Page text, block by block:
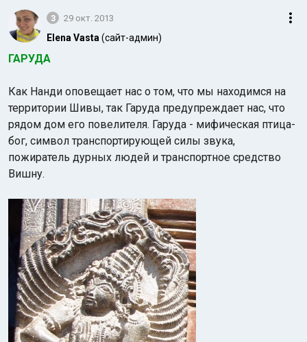
3 29 окт. 2013
Elena Vasta (сайт-админ)
ГАРУДА
Как Нанди оповещает нас о том, что мы находимся на
территории Шивы, так Гаруда предупреждает нас, что
рядом дом его повелителя. Гаруда - мифическая птица-
бог, символ транспортирующей силы звука,
пожиратель дурных людей и транспортное средство
Вишну.